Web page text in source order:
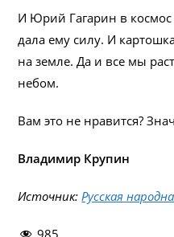
И Юрий Гагарин в космос
дала ему силу. И
на земле. Да и все мы
небом.
Вам это не нравится?
Владимир Крупин
Источник: Русская
985